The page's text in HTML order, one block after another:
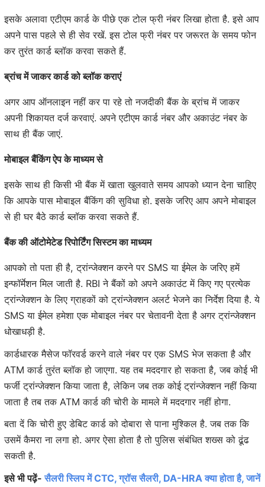
इसके अलावा एटीएम कार्ड के पीछे एक टोल फ्री नंबर लिखा होता है. इसे आप
अपने पास पहले से ही सेव रखें. इस टोल फ्री नंबर पर जरूरत के समय फोन
कर तुरंत कार्ड ब्लॉक करवा सकते हैं.
ब्रांच में जाकर कार्ड को ब्लॉक कराएं
अगर आप ऑनलाइन नहीं कर पा रहे तो नजदीकी बैंक के ब्रांच में जाकर
अपनी शिकायत दर्ज करवाएं. अपने एटीएम कार्ड नंबर और अकाउंट नंबर के
साथ ही बैंक जाएं.
मोबाइल बैंकिंग ऐप के माध्यम से
इसके साथ ही किसी भी बैंक में खाता खुलवाते समय आपको ध्यान देना चाहिए
कि आपके पास मोबाइल बैंकिंग की सुविधा हो. इसके जरिए आप अपने मोबाइल
से ही घर बैठे कार्ड ब्लॉक करवा सकते हैं.
बैंक की ऑटोमेटेड रिपोर्टिंग सिस्टम का माध्यम
आपको तो पता ही है, ट्रांन्जेक्शन करने पर SMS या ईमेल के जरिए हमें
इन्फॉर्मेशन मिल जाती है. RBI ने बैंकों को अपने अकाउंट में किए गए प्रत्येक
ट्रांन्जेक्शन के लिए ग्राहकों को ट्रांन्जेक्शन अलर्ट भेजने का निर्देश दिया है. ये
SMS या ईमेल हमेशा एक मोबाइल नंबर पर चेतावनी देता है अगर ट्रांन्जेक्शन
धोखाधड़ी है.
कार्डधारक मैसेज फॉरवर्ड करने वाले नंबर पर एक SMS भेज सकता है और
ATM कार्ड तुरंत ब्लॉक हो जाएगा. यह तब मददगार हो सकता है, जब कोई भी
फर्जी ट्रांन्जेक्शन किया जाता है, लेकिन जब तक कोई ट्रांन्जेक्शन नहीं किया
जाता है तब तक ATM कार्ड की चोरी के मामले में मददगार नहीं होगा.
बता दें कि चोरी हुए डेबिट कार्ड को दोबारा से पाना मुश्किल है. जब तक कि
उसमें कैमरा ना लगा हो. अगर ऐसा होता है तो पुलिस संबंधित शख्स को ढूंढ
सकती है.
इसे भी पढ़ें-सैलरी स्लिप में CTC, ग्रॉस सैलरी, DA-HRA क्या होता है, जानें